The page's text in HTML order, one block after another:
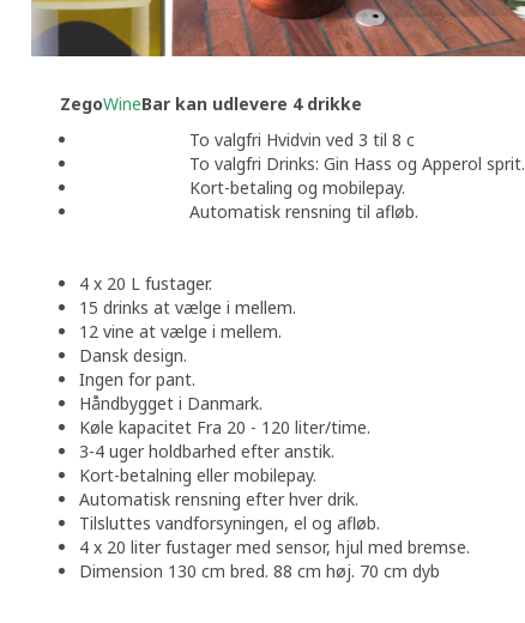
ZegoWineBar kan udlevere 4 drikke
To valgfri Hvidvin ved 3 til 8 c
To valgfri Drinks: Gin Hass og Apperol sprit.
Kort-betaling og mobilepay.
Automatisk rensning til afløb.
4 x 20 L fustager.
15 drinks at vælge i mellem.
12 vine at vælge i mellem.
Dansk design.
Ingen for pant.
Håndbygget i Danmark.
Køle kapacitet Fra 20 - 120 liter/time.
3-4 uger holdbarhed efter anstik.
Kort-betalning eller mobilepay.
Automatisk rensning efter hver drik.
Tilsluttes vandforsyningen, el og afløb.
4 x 20 liter fustager med sensor, hjul med bremse.
Dimension 130 cm bred. 88 cm høj. 70 cm dyb